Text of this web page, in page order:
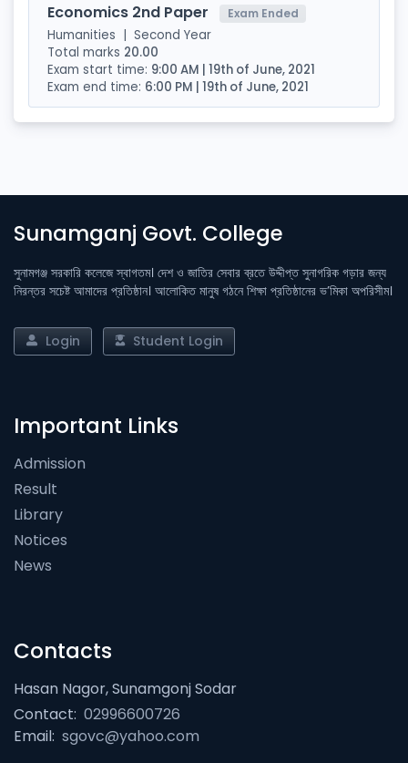
Economics 2nd Paper Exam Ended
Humanities | Second Year
Total marks 20.00
Exam start time: 9:00 AM | 19th of June, 2021
Exam end time: 6:00 PM | 19th of June, 2021
Sunamganj Govt. College
সুনামগঞ্জ সরকারি কলেজে স্বাগতম। দেশ ও জাতির সেবার ব্রতে উদ্দীপ্ত সুনাগরিক গড়ার জন্য
নিরন্তর সচেষ্ট আমাদের প্রতিষ্ঠান। আলোকিত মানুষ গঠনে শিক্ষা প্রতিষ্ঠানের ভ’মিকা অপরিসীম।
Login Student Login
Important Links
Admission
Result
Library
Notices
News
Contacts
Hasan Nagor, Sunamgonj Sodar
Contact: 02996600726
Email: sgovc@yahoo.com